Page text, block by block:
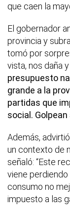
que caen la
El gobernador
provincia y
tomó por
vista, nos daña
presupuesto
grande a la
partidas que
social.
Además,
un contexto de
señaló: “Este
viene
consumo no
impuesto a las